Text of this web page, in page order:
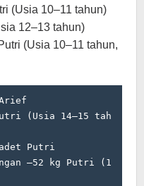
(Usia 10–11 tahun)
12–13 tahun)
(Usia 10–11 tahun,
(Usia 14–15 tah
Putri
–52 kg Putri (1